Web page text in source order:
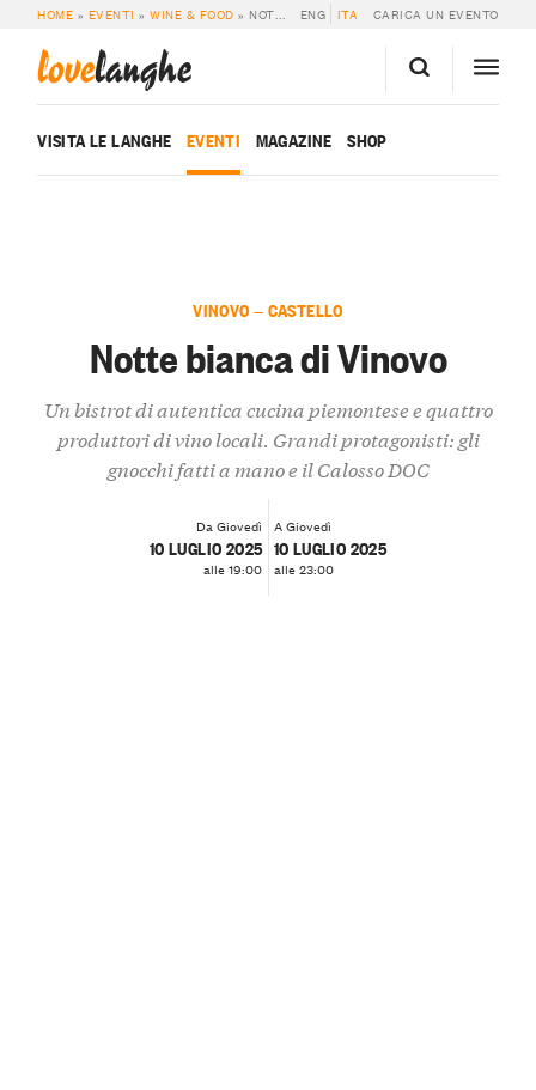
HOME » EVENTI »WINE & FOOD » NOTTE BIANCA DI VINOVO ENG ITA CARICA UN EVENTO
lovelanghe
VISITA LE LANGHE EVENTI MAGAZINE SHOP
VINOVO — CASTELLO
Notte bianca di Vinovo
Un bistrot di autentica cucina piemontese e quattro
produttori di vino locali. Grandi protagonisti: gli
gnocchi fatti a mano e il Calosso DOC
Da Giovedì
10 LUGLIO 2025
alle 19:00
A Giovedì
10 LUGLIO 2025
alle 23:00